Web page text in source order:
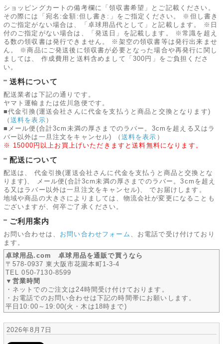
ショッピングカートの備考欄に「領収書希望」とご記載ください。
その際には「宛名:金額:但し書き:」をご指定ください。 ※但し書き
のご指定がない場合は、「卓球用品代として」と記載します。 ※日
付のご指定がない場合は、「発送日」を記載します。 ※常識を超え
る数の領収書は発行できません。 ※架空の領収書等は発行出来ませ
ん。 ※商品にご発送後に領収書が必要となった場合や再発行に関し
ましては、 作成費用と送料含めまして「300円」をご負担くださ
い。
送料について
配送業者は下記の通りです。
ヤマト運輸または佐川急便です。
■代金引換(運送会社さんに代金を支払うと商品と交換となります)
（ 送料を表示 ）
■メール便(合計3cm未満の厚さまでのラバー。3cmを超える又はラ
バー以外は一旦注文をキャンセル)
（ 送料を表示 ）
※ 15000円以上お買上げいただきますと送料無料になります。
配送について
配送は、 代金引換(運送会社さんに代金を支払うと商品と交換とな
ります)、 メール便(合計3cm未満の厚さまでのラバー。3cmを超え
る又はラバー以外は一旦注文をキャンセル)、 でお届けします。
地域や商品の大きさによりましては、物流会社が変更になることも
ございますが、何卒ご了承ください。
ご利用案内
お問い合わせは、 お問い合わせフォーム 、お電話で受け付けており
ます。
卓球用品.com 卓球用品を通販で買うなら
〒578-0937 東大阪市花園本町1-3-4
TEL 050-7130-8599
▼営業時間
・ネットでのご注文は24時間受け付けております。
・お電話でのお問い合わせは下記の時間帯にお願いします。
平日10:00～19:00(火・木は18時まで)
2026年8月7日